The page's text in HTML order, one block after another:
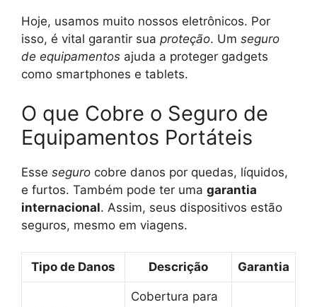
Hoje, usamos muito nossos eletrônicos. Por
isso, é vital garantir sua proteção. Um seguro
de equipamentos ajuda a proteger gadgets
como smartphones e tablets.
O que Cobre o Seguro de
Equipamentos Portáteis
Esse seguro cobre danos por quedas, líquidos,
e furtos. Também pode ter uma garantia
internacional. Assim, seus dispositivos estão
seguros, mesmo em viagens.
Tipo de Danos Descrição Garantia
Cobertura para